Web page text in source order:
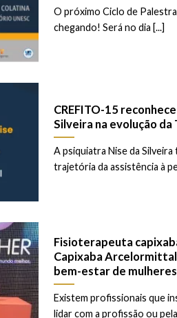
O próximo Ciclo de
chegando! Será no dia [...]
CREFITO-15
Silveira na evolução
A psiquiatra Nise da
trajetória da assistência à
Fisioterapeuta
Capixaba
bem-estar de
Existem profissionais que
lidar com a profissão ou